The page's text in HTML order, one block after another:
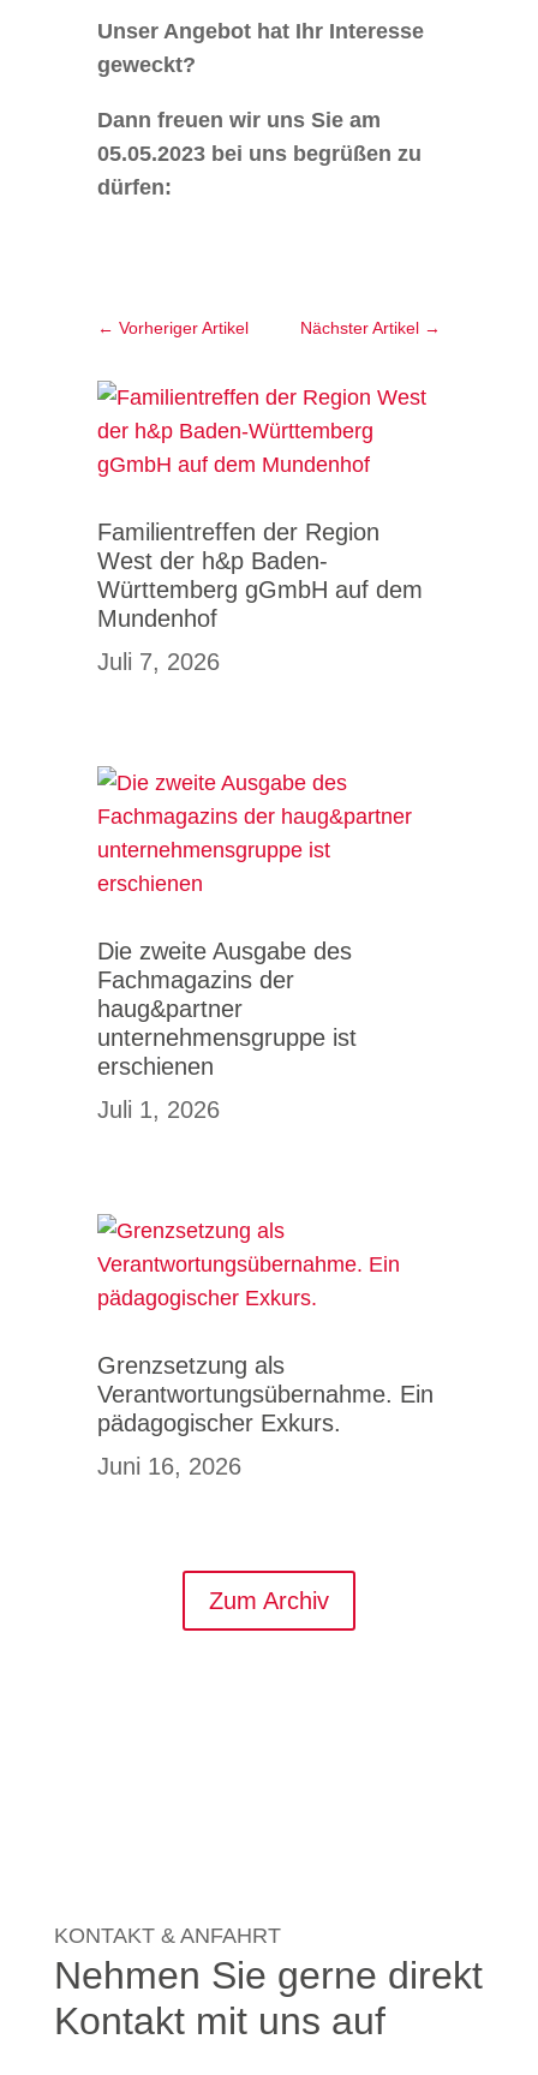
Unser Angebot hat Ihr Interesse
geweckt?
Dann freuen wir uns Sie am
05.05.2023 bei uns begrüßen zu
dürfen:
← Vorheriger Artikel Nächster Artikel →
Familientreffen der Region
West der h&p Baden-
Württemberg gGmbH auf dem
Mundenhof
Juli 7, 2026
Die zweite Ausgabe des
Fachmagazins der
haug&partner
unternehmensgruppe ist
erschienen
Juli 1, 2026
Grenzsetzung als
Verantwortungsübernahme. Ein
pädagogischer Exkurs.
Juni 16, 2026
Zum Archiv
KONTAKT & ANFAHRT
Nehmen Sie gerne direkt
Kontakt mit uns auf